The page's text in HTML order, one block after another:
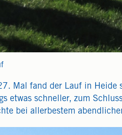
Mal fand der Lauf in Heide
etwas schneller, zum
bei allerbestem